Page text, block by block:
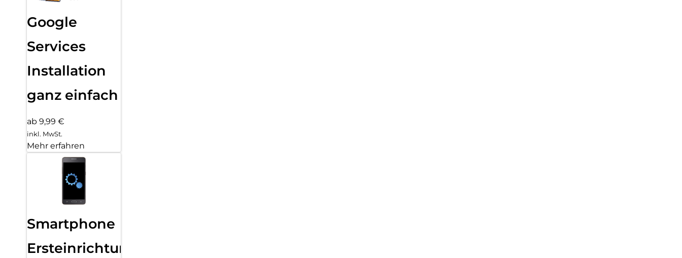
Google
Services
Installation
ganz einfach
ab 9,99 €
inkl. MwSt.
Mehr erfahren
Smartphone
Ersteinrichtung